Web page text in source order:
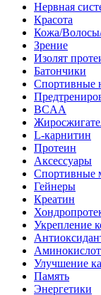
Нервная
Красота
Кожа/
Зрение
Изолят
Батончики
Спортивные
BCAA
L-карнитин
Протеин
Аксессуары
Спортивные
Гейнеры
Креатин
Укрепление
Улучшение
Память
Энергетики